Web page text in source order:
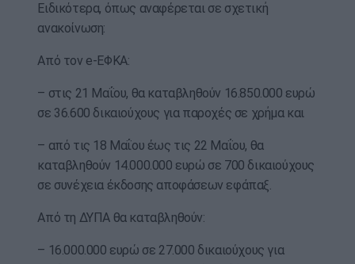
Ειδικότερα, όπως αναφέρεται σε σχετική
ανακοίνωση:
Από τον e-ΕΦΚΑ:
– στις 21 Μαΐου, θα καταβληθούν 16.850.000 ευρώ
σε 36.600 δικαιούχους για παροχές σε χρήμα και
– από τις 18 Μαΐου έως τις 22 Μαΐου, θα
καταβληθούν 14.000.000 ευρώ σε 700 δικαιούχους
σε συνέχεια έκδοσης αποφάσεων εφάπαξ.
Από τη ΔΥΠΑ θα καταβληθούν:
– 16.000.000 ευρώ σε 27.000 δικαιούχους για